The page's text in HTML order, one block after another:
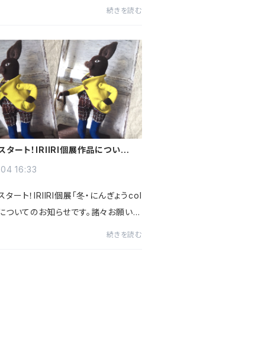
りますのでお見逃...
続きを読む
ート！IRIIRI個展作品についての
16:33
ート！IRIIRI個展「冬・にんぎょうcol
ついてのお知らせです。諸々お願い事
続きを読む